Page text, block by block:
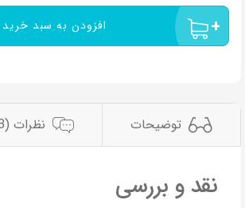
افزودن به سبد خرید
توضیحات نظرات (3)
نقد و بررسی